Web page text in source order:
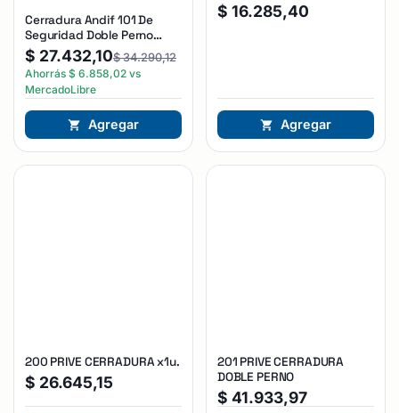
Cerradura Andif 101 De
Seguridad Doble Perno
Reforzada Plateado
$ 27.432,10$34.290,12
Ahorrás $ 6.858,02 vs
MercadoLibre
Agregar
$ 16.285,40
Agregar
200 PRIVE CERRADURA x1u.
$ 26.645,15
201 PRIVE CERRADURA
DOBLE PERNO
$ 41.933,97